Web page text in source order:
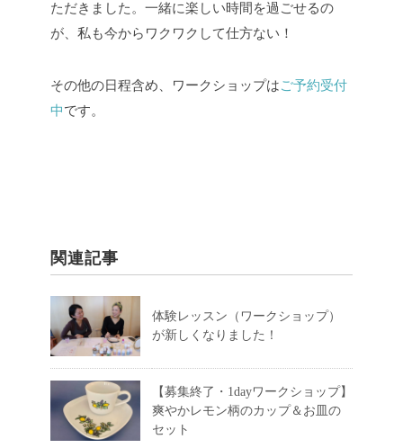
ただきました。一緒に楽しい時間を過ごせるの
が、私も今からワクワクして仕方ない！
その他の日程含め、ワークショップはご予約受付
中です。
関連記事
体験レッスン（ワークショップ）
が新しくなりました！
【募集終了・1dayワークショップ】
爽やかレモン柄のカップ＆お皿の
セット